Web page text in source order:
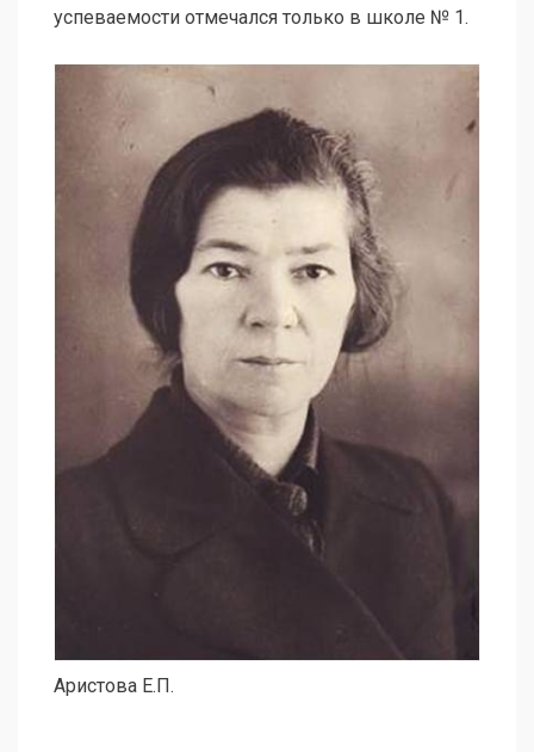
успеваемости отмечался только в школе № 1.
Аристова Е.П.